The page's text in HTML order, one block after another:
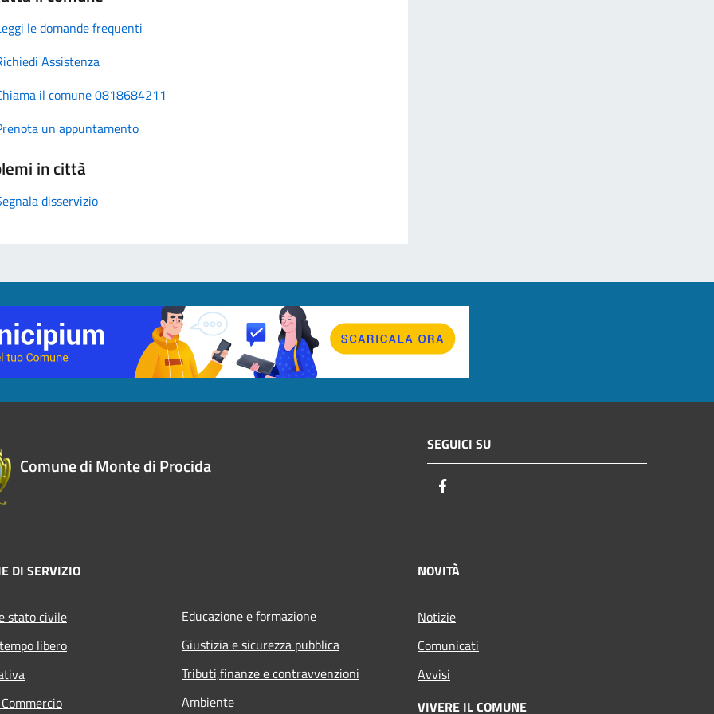
le domande frequenti
Assistenza
il comune 0818684211
un appuntamento
in città
disservizio
Comune di Monte di Procida
SEGUICI SU
DI SERVIZIO
stato civile
libero
Educazione e formazione
Giustizia e sicurezza pubblica
Tributi,finanze e contravvenzioni
Ambiente
NOVITÀ
Notizie
Comunicati
Avvisi
VIVERE IL COMUNE